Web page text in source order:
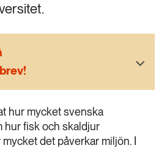
hur mycket svenska
hur fisk och skaldjur
det påverkar miljön. I